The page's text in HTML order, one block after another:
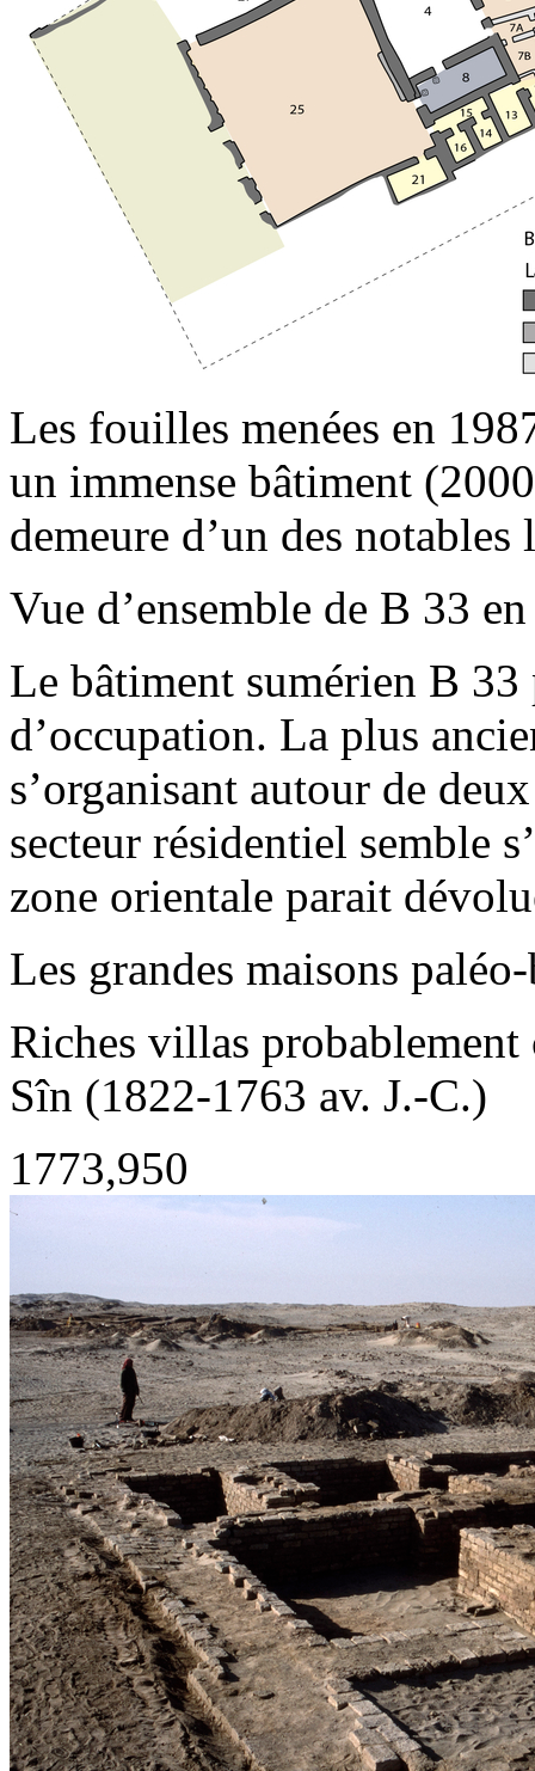
Les fouilles menées en
un immense bâtiment
demeure d’un des
Vue d’ensemble de B 33
Le bâtiment sumérien B 33
d’occupation. La plus
s’organisant autour de
secteur résidentiel semble
zone orientale parait
Les grandes maisons
Riches villas
Sîn (1822-1763 av. J.-C.)
1773,950